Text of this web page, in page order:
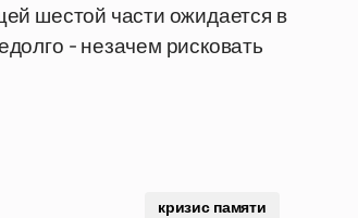
шестой части ожидается в
- незачем рисковать
кризис памяти